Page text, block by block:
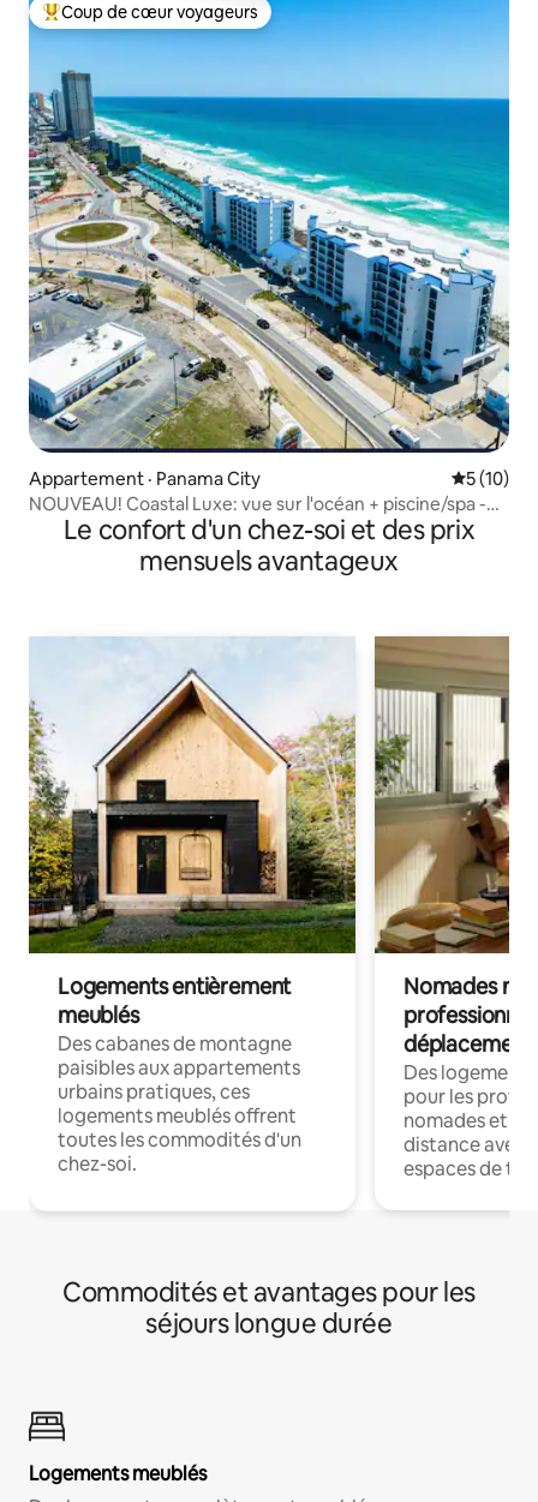
Coup de cœur voyageurs parmi les plus aimés
Coup de cœur voyageurs
Appartement · Panama City Note
5 (10)
NOUVEAU! Coastal Luxe: vue sur l'océan + piscine/spa -
5e étage
Le confort d'un chez-soi et des prix
mensuels avantageux
Logements entièrement
meublés
Des cabanes de montagne
paisibles aux appartements
urbains pratiques, ces
logements meublés offrent
toutes les commodités d'un
chez-soi.
Nomades
déplacement
Des
pour les
nomades et
distance avec
espaces de
Commodités et avantages pour les
séjours longue durée
Logements meublés